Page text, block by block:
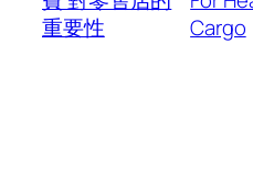
重要性
Cargo